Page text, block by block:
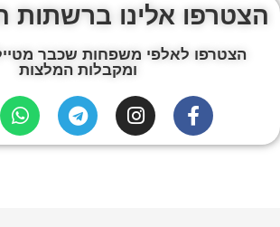
הצטרפו אלינו ברשתות
הצטרפו לאלפי משפחות שכבר
ומקבלות המלצות